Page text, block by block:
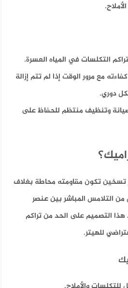
التكلسات في المياه العسرة.
مع مرور الوقت إذا لم تتم إزالة
دوري.
وتنظيف منتظم للحفاظ على
تسخين تكون مقاومته محاطة بغلاف
من التلامس المباشر بين عنصر
هذا التصميم على الحد من تراكم
للهيتر.